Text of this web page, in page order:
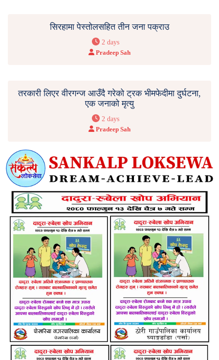
सिरहामा पेस्तोलसहित तीन जना पक्राउ
2 days
Pradeep Sah
तरकारी लिएर वीरगन्ज आउँदै गरेको ट्रक भीमफेदीमा दुर्घटना,
एक जनाको मृत्यु
2 days
Pradeep Sah